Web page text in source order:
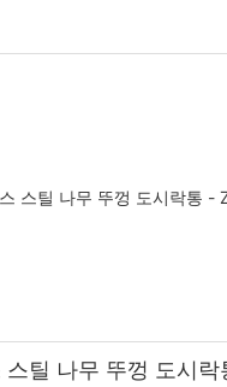
스틸 나무 뚜껑 도시락